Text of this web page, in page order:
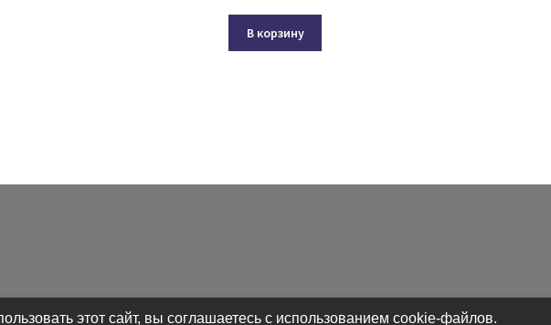
В корзину
этот сайт, вы соглашаетесь с использованием cookie-файлов.